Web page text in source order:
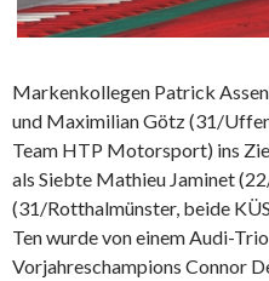
Markenkollegen Patrick
und Maximilian Götz (31/
Team HTP Motorsport) ins
als Siebte Mathieu Jaminet
(31/Rotthalmünster, beide
Ten wurde von einem Audi-
Vorjahreschampions Connor